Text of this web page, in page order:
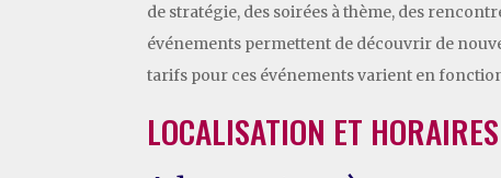
de stratégie, des soirées à thème, des
événements permettent de découvrir de
tarifs pour ces événements varient en
LOCALISATION ET HORAIRES